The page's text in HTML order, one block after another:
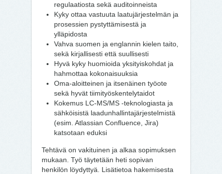
regulaatiosta sekä auditoinneista
Kyky ottaa vastuuta laatujärjestelmän ja
prosessien pystyttämisestä ja
ylläpidosta
Vahva suomen ja englannin kielen taito,
sekä kirjallisesti että suullisesti
Hyvä kyky huomioida yksityiskohdat ja
hahmottaa kokonaisuuksia
Oma-aloitteinen ja itsenäinen työote
sekä hyvät tiimityöskentelytaidot
Kokemus LC-MS/MS -teknologiasta ja
sähköisistä laadunhallintajärjestelmistä
(esim. Atlassian Confluence, Jira)
katsotaan eduksi
Tehtävä on vakituinen ja alkaa sopimuksen
mukaan. Työ täytetään heti sopivan
henkilön löydyttyä. Lisätietoa hakemisesta